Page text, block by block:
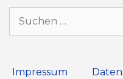
Impressum